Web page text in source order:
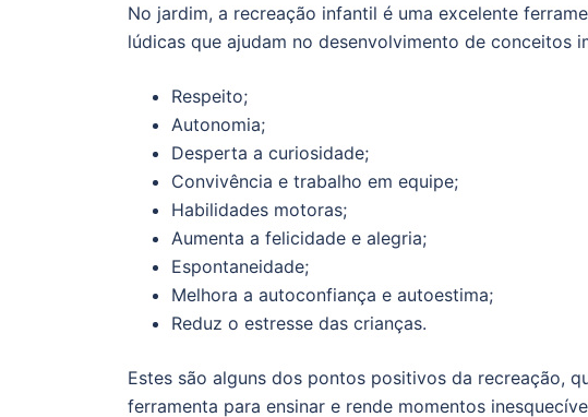
No jardim, a recreação infantil é uma excelente
lúdicas que ajudam no desenvolvimento de conceitos
Respeito;
Autonomia;
Desperta a curiosidade;
Convivência e trabalho em equipe;
Habilidades motoras;
Aumenta a felicidade e alegria;
Espontaneidade;
Melhora a autoconfiança e autoestima;
Reduz o estresse das crianças.
Estes são alguns dos pontos positivos da recreação,
ferramenta para ensinar e rende momentos